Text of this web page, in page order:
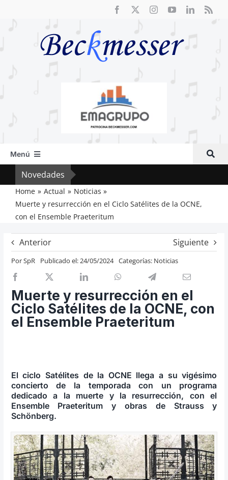
Menú
Inicio
Actual
Artículos
Previos de ópera
Entrevistas
Recomendación
Cosas de Beckmesser
Nosotros y privacidad
Buscar:
Novedades
Home Actual
Noticias
Muerte y resurrección en el Ciclo Satélites de la OCNE,
con el Ensemble Praeteritum
Anterior Siguiente
PorSpR Publicado el: 24/05/2024 Categorías: Noticias
Muerte y resurrección en el
Ciclo Satélites de la OCNE, con
el Ensemble Praeteritum
El ciclo Satélites de la OCNE llega a su vigésimo
concierto de la temporada con un programa
dedicado a la muerte y la resurrección, con el
Ensemble Praeteritum y obras de Strauss y
Schönberg.